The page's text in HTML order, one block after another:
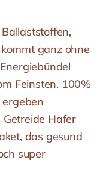
ganz ohne
Feinsten. 100%
Hafer
das gesund
super